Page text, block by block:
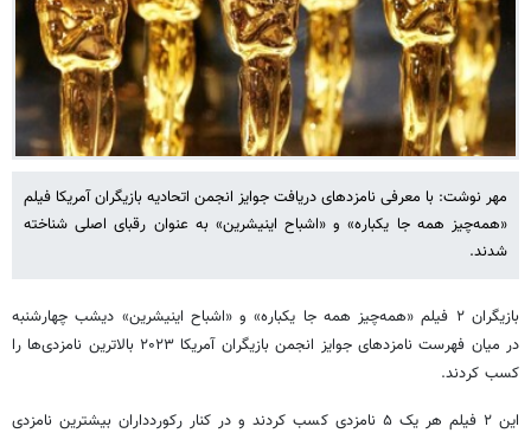
مهر نوشت: با معرفی نامزدهای دریافت جوایز انجمن اتحادیه بازیگران آمریکا فیلم
«همه‌چیز همه جا یکباره» و «اشباح اینیشرین» به عنوان رقبای اصلی شناخته
شدند.
بازیگران ۲ فیلم «همه‌چیز همه جا یکباره» و «اشباح اینیشرین» دیشب چهارشنبه
در میان فهرست نامزدهای جوایز انجمن بازیگران آمریکا ۲۰۲۳ بالاترین نامزدی‌ها را
کسب کردند.
این ۲ فیلم هر یک ۵ نامزدی کسب کردند و در کنار رکوردداران بیشترین نامزدی